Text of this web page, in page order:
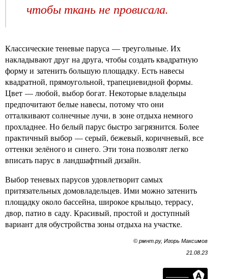
чтобы ткань не провисала.
Классические теневые паруса — треугольные. Их
накладывают друг на друга, чтобы создать квадратную
форму и затенить большую площадку. Есть навесы
квадратной, прямоугольной, трапециевидной формы.
Цвет — любой, выбор богат. Некоторые владельцы
предпочитают белые навесы, потому что они
отталкивают солнечные лучи, в зоне отдыха немного
прохладнее. Но белый парус быстро загрязнится. Более
практичный выбор — серый, бежевый, коричневый, все
оттенки зелёного и синего. Эти тона позволят легко
вписать парус в ландшафтный дизайн.
Выбор теневых парусов удовлетворит самых
притязательных домовладельцев. Ими можно затенить
площадку около бассейна, широкое крыльцо, террасу,
двор, патио в саду. Красивый, простой и доступный
вариант для обустройства зоны отдыха на участке.
© рмнт.ру, Игорь Максимов
21.08.23